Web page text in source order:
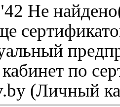
Не
по
(Личный